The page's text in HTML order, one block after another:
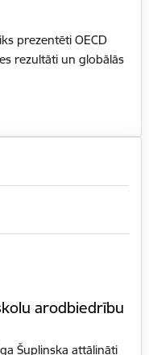
prezentēti OECD
rezultāti un globālās
arodbiedrību
Šuplinska attālināti